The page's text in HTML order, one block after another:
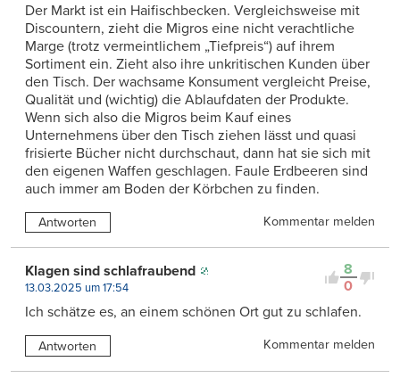
Der Markt ist ein Haifischbecken. Vergleichsweise mit
Discountern, zieht die Migros eine nicht verachtliche
Marge (trotz vermeintlichem „Tiefpreis“) auf ihrem
Sortiment ein. Zieht also ihre unkritischen Kunden über
den Tisch. Der wachsame Konsument vergleicht Preise,
Qualität und (wichtig) die Ablaufdaten der Produkte.
Wenn sich also die Migros beim Kauf eines
Unternehmens über den Tisch ziehen lässt und quasi
frisierte Bücher nicht durchschaut, dann hat sie sich mit
den eigenen Waffen geschlagen. Faule Erdbeeren sind
auch immer am Boden der Körbchen zu finden.
Antworten Kommentar melden
8
0
Klagen sind schlafraubend
13.03.2025 um 17:54
Ich schätze es, an einem schönen Ort gut zu schlafen.
Antworten Kommentar melden